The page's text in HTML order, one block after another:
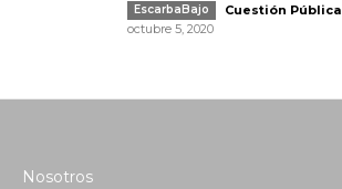
EscarbaBajo Cuestión Pública
octubre 5, 2020
Nosotros